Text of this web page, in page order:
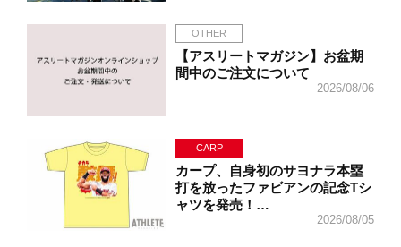
OTHER
【アスリートマガジン】お盆期
間中のご注文について
2026/08/06
CARP
カープ、自身初のサヨナラ本塁
打を放ったファビアンの記念Tシ
ャツを発売！…
2026/08/05